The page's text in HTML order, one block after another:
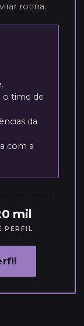
rotina.
o time de
da
com a
mil
PERFIL